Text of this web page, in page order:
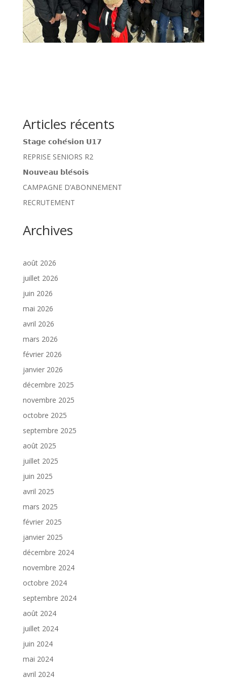
Articles récents
𝗦𝘁𝗮𝗴𝗲 𝗰𝗼𝗵𝗲́𝘀𝗶𝗼𝗻 𝗨𝟭𝟳
REPRISE SENIORS R2
𝗡𝗼𝘂𝘃𝗲𝗮𝘂 𝗯𝗹𝗲́𝘀𝗼𝗶𝘀
CAMPAGNE D’ABONNEMENT
RECRUTEMENT
Archives
août 2026
juillet 2026
juin 2026
mai 2026
avril 2026
mars 2026
février 2026
janvier 2026
décembre 2025
novembre 2025
octobre 2025
septembre 2025
août 2025
juillet 2025
juin 2025
avril 2025
mars 2025
février 2025
janvier 2025
décembre 2024
novembre 2024
octobre 2024
septembre 2024
août 2024
juillet 2024
juin 2024
mai 2024
avril 2024